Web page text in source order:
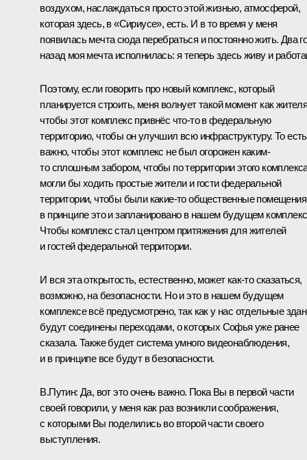
воздухом, наслаждаться просто этой жизнью, атмосферой,
которая здесь, в «Сириусе», есть. И в то время у меня
появилась мечта сюда перебраться и постоянно жить. Два
назад моя мечта исполнилась: я теперь здесь живу и
Поэтому, если говорить про новый комплекс, который
планируется строить, меня волнует такой момент как
чтобы этот комплекс привнёс что-то в федеральную
территорию, чтобы он улучшил всю инфраструктуру. То есть
важно, чтобы этот комплекс не был огорожен каким-
то сплошным забором, чтобы по территории этого
могли бы ходить простые жители и гости федеральной
территории, чтобы были какие-то общественные
в принципе это и запланировано в нашем будущем
Чтобы комплекс стал центром притяжения для жителей
и гостей федеральной территории.
И вся эта открытость, естественно, может как-то сказаться,
возможно, на безопасности. Но и это в нашем будущем
комплексе всё предусмотрено, так как у нас отдельные
будут соединены переходами, о которых Софья уже ранее
сказала. Также будет система умного видеонаблюдения,
и в принципе все будут в безопасности.
В.Путин: Да, вот это очень важно. Пока Вы в первой части
своей говорили, у меня как раз возникли соображения,
с которыми Вы поделились во второй части своего
выступления.